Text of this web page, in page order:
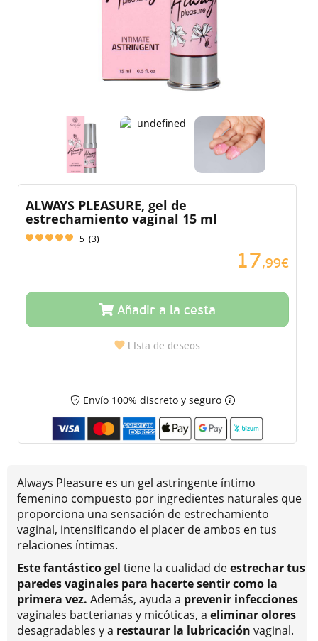
ALWAYS PLEASURE, gel de
estrechamiento vaginal 15 ml
5 (3)
17,99€
Añadir a la cesta
Lista de deseos
Envío 100% discreto y seguro
Always Pleasure es un gel astringente íntimo
femenino compuesto por ingredientes naturales que
proporciona una sensación de estrechamiento
vaginal, intensificando el placer de ambos en tus
relaciones íntimas.
Este fantástico gel tiene la cualidad deestrechar tus
paredes vaginales para hacerte sentir como la
primera vez. Además, ayuda a prevenir infecciones
vaginales bacterianas y micóticas, a eliminar olores
desagradables y a restaurar la lubricación vaginal.